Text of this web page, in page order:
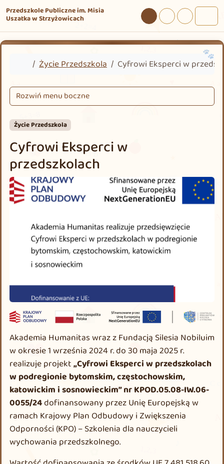
Przejdź do treści
Przejdź do stopki
Przedszkole Publiczne im. Misia
Uszatka w Strzyżowicach Tryb dziennyTryb nocnyTryb
Home
Życie Przedszkola Cyfrowi Eksperci w
Życie Przedszkola
Cyfrowi Eksperci w
przedszkolach
Akademia Humanitas wraz z Fundacją Silesia Nobiluim
w okresie 1 września 2024 r. do 30 maja 2025 r.
realizuje projekt„Cyfrowi Eksperci w przedszkolach
w podregionie bytomskim, częstochowskim,
katowickim i sosnowieckim” nr KPOD.05.08-IW.06-
0055/24dofinansowany przez Unię Europejską w
ramach Krajowy Plan Odbudowy i Zwiększenia
Odporności (KPO) – Szkolenia dla nauczycieli
wychowania przedszkolnego.
Rozwiń menu boczne